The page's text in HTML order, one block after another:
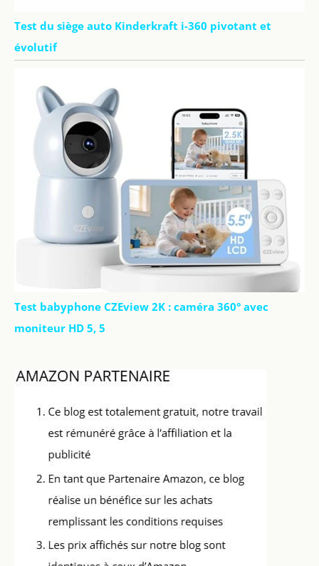
Test du siège auto Kinderkraft i-360 pivotant et
évolutif
Test babyphone CZEview 2K : caméra 360° avec
moniteur HD 5, 5